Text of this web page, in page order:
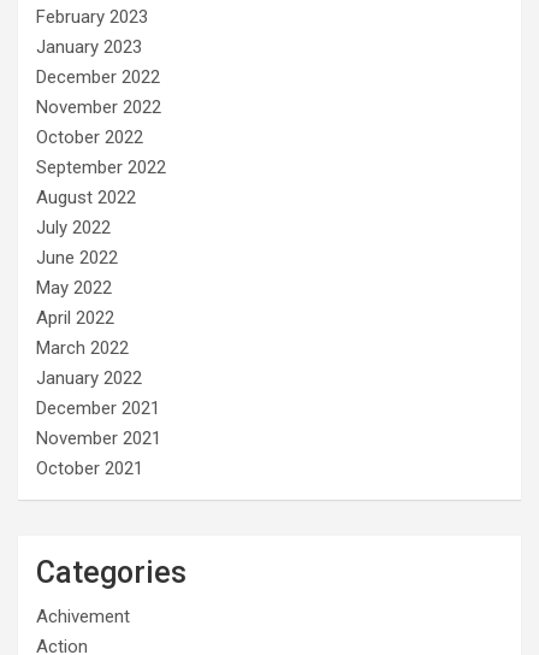
February 2023
January 2023
December 2022
November 2022
October 2022
September 2022
August 2022
July 2022
June 2022
May 2022
April 2022
March 2022
January 2022
December 2021
November 2021
October 2021
Categories
Achivement
Action